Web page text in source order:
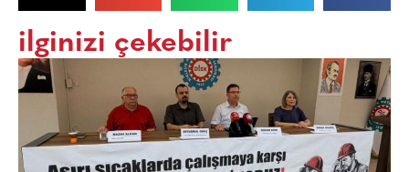
ilginizi çekebilir